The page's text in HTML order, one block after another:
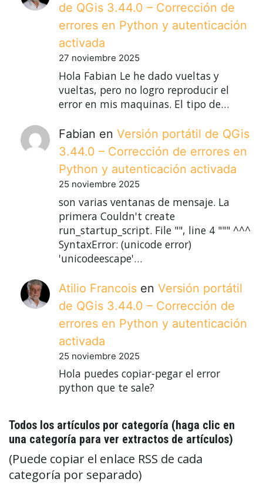
de QGis 3.44.0 – Corrección de
errores en Python y autenticación
activada
27 noviembre 2025
Hola Fabian Le he dado vueltas y
vueltas, pero no logro reproducir el
error en mis maquinas. El tipo de…
Fabian en Versión portátil de QGis
3.44.0 – Corrección de errores en
Python y autenticación activada
25 noviembre 2025
son varias ventanas de mensaje. La
primera Couldn't create
run_startup_script. File "", line 4 """ ^^^
SyntaxError: (unicode error)
'unicodeescape'…
Atilio Francois en Versión portátil
de QGis 3.44.0 – Corrección de
errores en Python y autenticación
activada
25 noviembre 2025
Hola puedes copiar-pegar el error
python que te sale?
Todos los artículos por categoría (haga clic en
una categoría para ver extractos de artículos)
(Puede copiar el enlace RSS de cada
categoría por separado)